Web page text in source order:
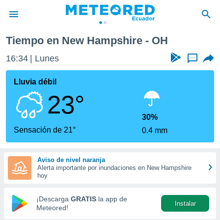
de
ha
para
que se
calidad.
a este
las
y
forma
digital
basada
Tiempo en New Hampshire - OH
16:34 Lunes ...
Lluvia débil
23°
Sensación de 21°
30%
0.4 mm
Aviso de nivel naranja
Alerta importante por inundaciones en New Hampshire
hoy
¡Descarga GRATIS la app de
Meteored!
Instalar